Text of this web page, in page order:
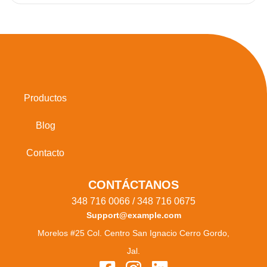
Productos
Blog
Contacto
CONTÁCTANOS
348 716 0066 / 348 716 0675
Support@example.com
Morelos #25 Col. Centro San Ignacio Cerro Gordo,
Jal.